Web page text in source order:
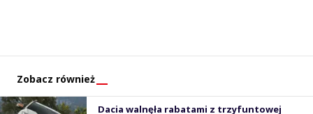
Zobacz również
Dacia walnęła rabatami z trzyfuntowej